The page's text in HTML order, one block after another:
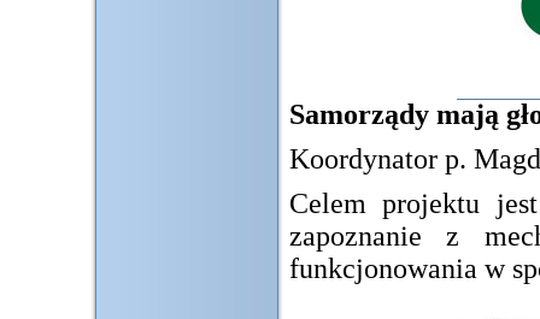
Samorządy mają
Koordynator p.
Celem projektu
zapoznanie z
funkcjonowania w